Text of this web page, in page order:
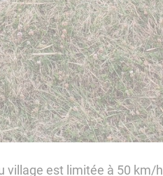
village est limitée à 50 km/h